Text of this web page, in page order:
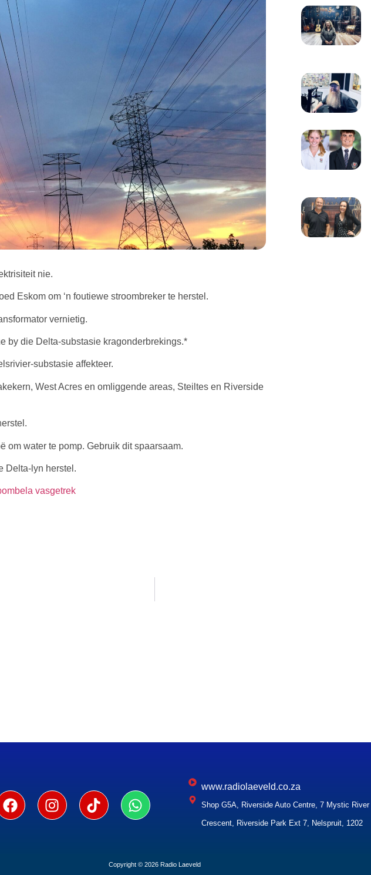
nie.
Eskom om ‘n foutiewe stroombreker te herstel.
vernietig.
by die Delta-substasie kragonderbrekings.*
substasie affekteer.
West Acres en omliggende areas, Steiltes en Riverside
om water te pomp. Gebruik dit spaarsaam.
Delta-lyn herstel.
vasgetrek
www.radiolaeveld.co.za
Shop G5A, Riverside Auto Centre, 7 Mystic River
Crescent, Riverside Park Ext 7, Nelspruit, 1202
Copyright © 2026 Radio Laeveld